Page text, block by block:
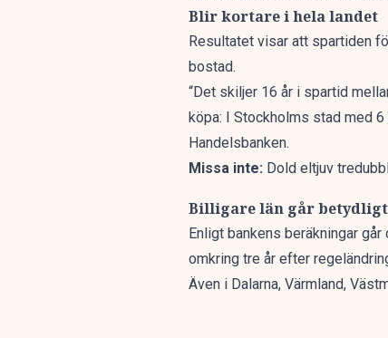
Blir kortare i hela landet
Resultatet visar att spartiden
bostad.
“Det skiljer 16 år i spartid
köpa: I Stockholms stad med 6
Handelsbanken.
Missa inte: Dold eltjuv
Billigare län går
Enligt bankens beräkningar
omkring tre år efter
Även i Dalarna, Värmland,